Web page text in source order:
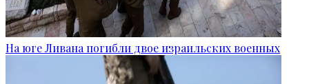
На юге Ливана погибли двое израильских военных